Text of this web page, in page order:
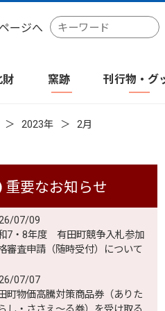
ージへ
検
索
ワ
財 窯跡 刊行物・グ
2023年 2月
重要なお知らせ
07/09
7・8年度 有田町競争入札参加
審査申請（随時受付）について
07/07
町物価高騰対策商品券（ありた